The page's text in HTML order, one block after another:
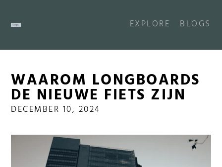
EXPLORE BLOGS
WAAROM LONGBOARDS
DE NIEUWE FIETS ZIJN
DECEMBER 10, 2024